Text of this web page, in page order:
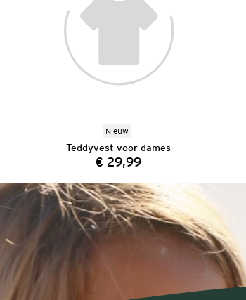
Nieuw
Teddyvest voor dames
Prijs:
€ 29,99